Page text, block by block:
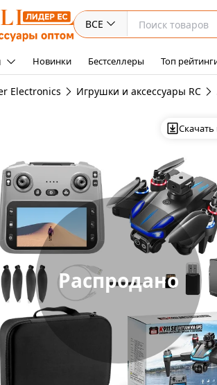
ВСЕ
Новинки Бестселлеры Топ
Electronics Игрушки и аксессуары RC
Распродано